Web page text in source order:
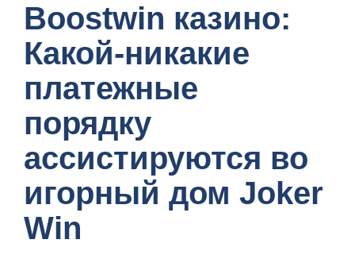
Boostwin казино:
Какой-никакие
платежные
порядку
ассистируются во
игорный дом Joker
Win